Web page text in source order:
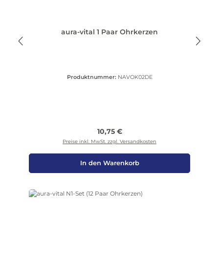
aura-vital 1 Paar Ohrkerzen
Produktnummer: NAVOK02DE
Regulärer Preis:
10,75 €
Preise inkl. MwSt. zzgl. Versandkosten
In den Warenkorb